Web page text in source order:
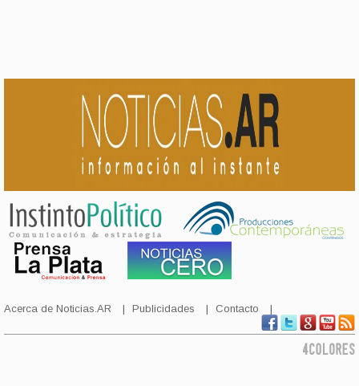
Acerca de Noticias.AR Publicidades Contacto